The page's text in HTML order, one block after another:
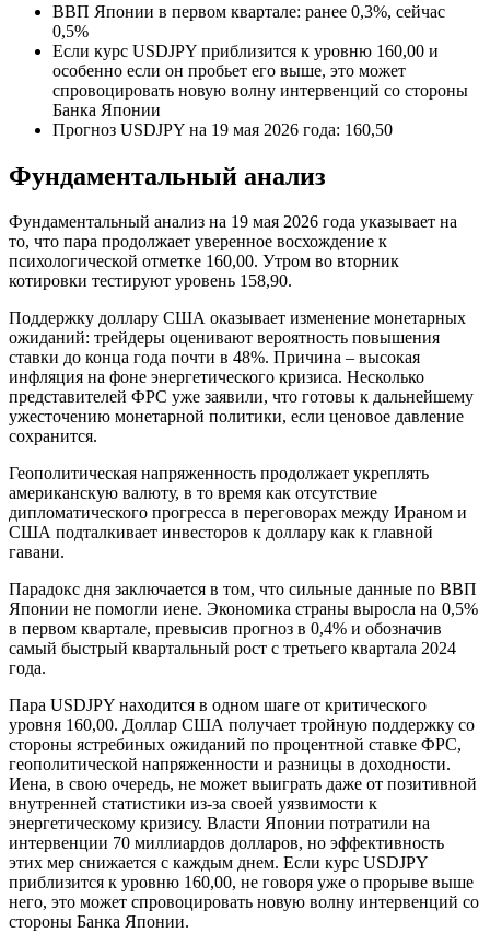
ВВП Японии в первом квартале: ранее 0,3%, сейчас
0,5%
Если курс USDJPY приблизится к уровню 160,00 и
особенно если он пробьет его выше, это может
спровоцировать новую волну интервенций со стороны
Банка Японии
Прогноз USDJPY на 19 мая 2026 года: 160,50
Фундаментальный анализ
Фундаментальный анализ на 19 мая 2026 года указывает на
то, что пара продолжает уверенное восхождение к
психологической отметке 160,00. Утром во вторник
котировки тестируют уровень 158,90.
Поддержку доллару США оказывает изменение монетарных
ожиданий: трейдеры оценивают вероятность повышения
ставки до конца года почти в 48%. Причина – высокая
инфляция на фоне энергетического кризиса. Несколько
представителей ФРС уже заявили, что готовы к дальнейшему
ужесточению монетарной политики, если ценовое давление
сохранится.
Геополитическая напряженность продолжает укреплять
американскую валюту, в то время как отсутствие
дипломатического прогресса в переговорах между Ираном и
США подталкивает инвесторов к доллару как к главной
гавани.
Парадокс дня заключается в том, что сильные данные по ВВП
Японии не помогли иене. Экономика страны выросла на 0,5%
в первом квартале, превысив прогноз в 0,4% и обозначив
самый быстрый квартальный рост с третьего квартала 2024
года.
Пара USDJPY находится в одном шаге от критического
уровня 160,00. Доллар США получает тройную поддержку со
стороны ястребиных ожиданий по процентной ставке ФРС,
геополитической напряженности и разницы в доходности.
Иена, в свою очередь, не может выиграть даже от позитивной
внутренней статистики из-за своей уязвимости к
энергетическому кризису. Власти Японии потратили на
интервенции 70 миллиардов долларов, но эффективность
этих мер снижается с каждым днем. Если курс USDJPY
приблизится к уровню 160,00, не говоря уже о прорыве выше
него, это может спровоцировать новую волну интервенций со
стороны Банка Японии.